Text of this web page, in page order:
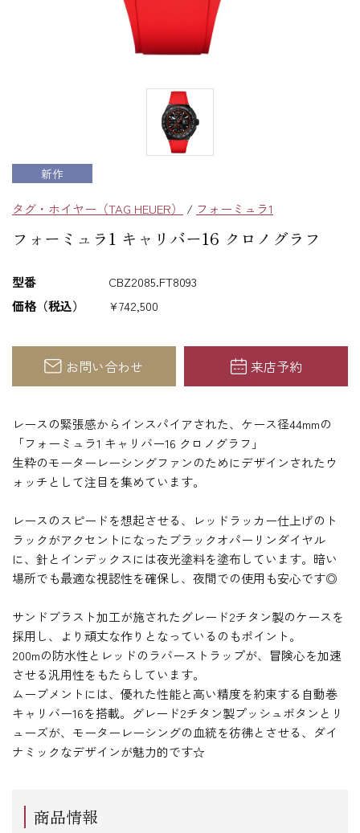
新作
タグ・ホイヤー（TAG HEUER） / フォーミュラ1
フォーミュラ1 キャリバー16 クロノグラフ
型番
CBZ2085.FT8093
価格（税込）
¥742,500
お問い合わせ 来店予約
レースの緊張感からインスパイアされた、ケース径44mmの
「フォーミュラ1 キャリバー16 クロノグラフ」
生粋のモーターレーシングファンのためにデザインされたウ
ォッチとして注目を集めています。
レースのスピードを想起させる、レッドラッカー仕上げのト
ラックがアクセントになったブラックオパーリンダイヤル
に、針とインデックスには夜光塗料を塗布しています。暗い
場所でも最適な視認性を確保し、夜間での使用も安心です◎
サンドブラスト加工が施されたグレード2チタン製のケースを
採用し、より頑丈な作りとなっているのもポイント。
200mの防水性とレッドのラバーストラップが、冒険心を加速
させる汎用性をもたらしています。
ムーブメントには、優れた性能と高い精度を約束する自動巻
キャリバー16を搭載。グレード2チタン製プッシュボタンとリ
ューズが、モーターレーシングの血統を彷彿とさせる、ダイ
ナミックなデザインが魅力的です☆
商品情報